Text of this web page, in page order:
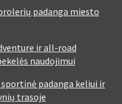
padanga miesto
ir all-road
naudojimui
padanga keliui ir
trasoje